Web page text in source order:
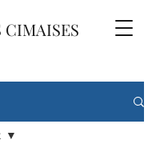
CIMAISES